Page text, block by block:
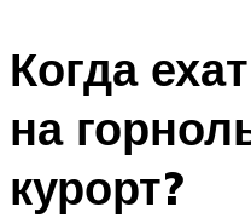
Когда
на
курорт?